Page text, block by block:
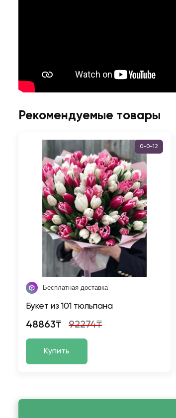
Рекомендуемые товары
0-0-12
Бесплатная доставка
Букет из 101 тюльпана
48863₸ 92274₸
Купить